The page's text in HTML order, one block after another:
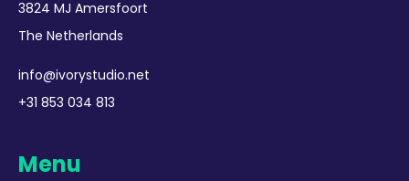
3824 MJ Amersfoort
The Netherlands
info@ivorystudio.net
+31 853 034 813
Menu